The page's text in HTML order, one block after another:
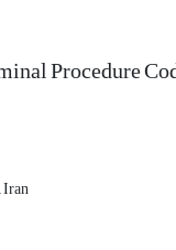
Procedure